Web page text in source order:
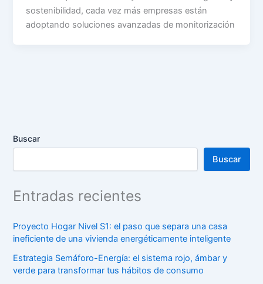
sostenibilidad, cada vez más empresas están
adoptando soluciones avanzadas de monitorización
Buscar
Buscar
Entradas recientes
Proyecto Hogar Nivel S1: el paso que separa una casa
ineficiente de una vivienda energéticamente inteligente
Estrategia Semáforo-Energía: el sistema rojo, ámbar y
verde para transformar tus hábitos de consumo